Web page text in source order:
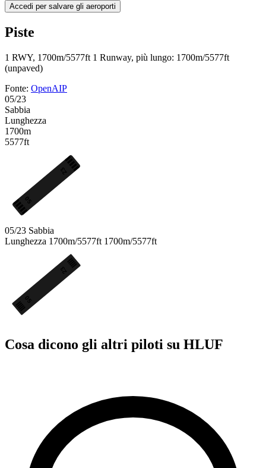
Accedi per salvare gli aeroporti
Piste
1 RWY, 1700m/5577ft 1 Runway, più lungo: 1700m/5577ft
(unpaved)
Fonte: OpenAIP
05/23
Sabbia
Lunghezza
1700m
5577ft
23
05
05/23 Sabbia
Lunghezza 1700m/5577ft 1700m/5577ft
23
05
Cosa dicono gli altri piloti su HLUF